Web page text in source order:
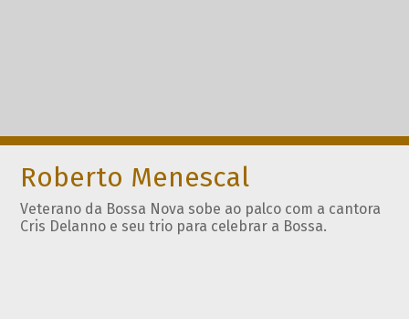
Roberto Menescal
Veterano da Bossa Nova sobe ao palco com a cantora
Cris Delanno e seu trio para celebrar a Bossa.